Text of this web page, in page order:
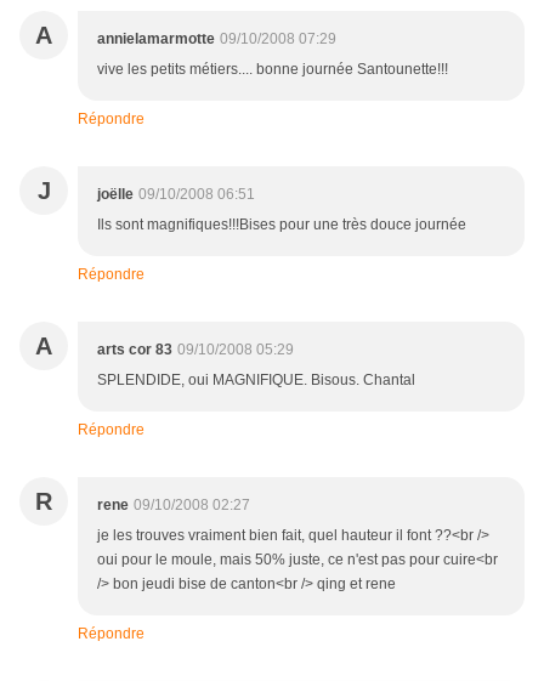
A annielamarmotte 09/10/2008 07:29
vive les petits métiers.... bonne journée Santounette!!!
Répondre
J joëlle 09/10/2008 06:51
Ils sont magnifiques!!!Bises pour une très douce journée
Répondre
A arts cor 83 09/10/2008 05:29
SPLENDIDE, oui MAGNIFIQUE. Bisous. Chantal
Répondre
R rene 09/10/2008 02:27
je les trouves vraiment bien fait, quel hauteur il font ??<br />
oui pour le moule, mais 50% juste, ce n'est pas pour cuire<br
/> bon jeudi bise de canton<br /> qing et rene
Répondre